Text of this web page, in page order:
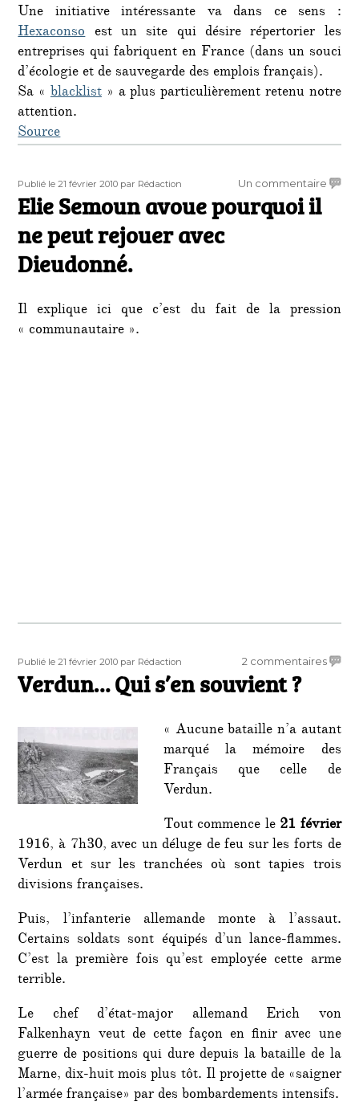
Une initiative intéressante va dans ce sens :
Hexaconsoest un site qui désire répertorier les
entreprises qui fabriquent en France (dans un souci
d’écologie et de sauvegarde des emplois français).
Sa « blacklist» a plus particulièrement retenu notre
attention.
Source
Publié
le
Publié le 21 février 2010 Auteur
par Rédaction Un commentairesur
Elie Semoun avoue pourquoi il
ne peut rejouer avec
Dieudonné.
Il explique ici que c’est du fait de la pression
« communautaire ».
Publié
le
Publié le 21 février 2010 Auteur
par Rédaction 2 commentairessur
?
Verdun… Qui s’en souvient ?
« Aucune bataille n’a autant
marqué la mémoire des
Français que celle de
Verdun.
Tout commence le 21 février
1916, à 7h30, avec un déluge de feu sur les forts de
Verdun et sur les tranchées où sont tapies trois
divisions françaises.
Puis, l’infanterie allemande monte à l’assaut.
Certains soldats sont équipés d’un lance-flammes.
C’est la première fois qu’est employée cette arme
terrible.
Le chef d’état-major allemand Erich von
Falkenhayn veut de cette façon en finir avec une
guerre de positions qui dure depuis la bataille de la
Marne, dix-huit mois plus tôt. Il projette de «saigner
l’armée française» par des bombardements intensifs.